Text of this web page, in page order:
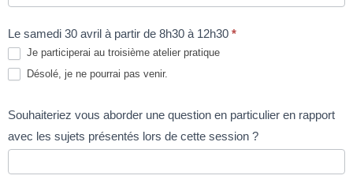
Le samedi 30 avril à partir de 8h30 à 12h30 *
Je participerai au troisième atelier pratique
Désolé, je ne pourrai pas venir.
Souhaiteriez vous aborder une question en particulier en rapport
avec les sujets présentés lors de cette session ?